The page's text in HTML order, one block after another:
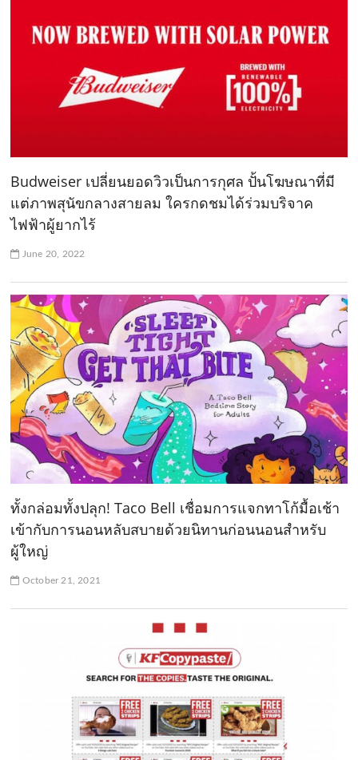
Budweiser เปลี่ยนยอดวิวเป็นการกุศล ปั้นโฆษณาที่มี
แต่ภาพสุนัขกลางสายลม ใครกดชมได้ร่วมบริจาค
ไฟฟ้าผู้ยากไร้
June 20, 2022
ทั้งกล่อมทั้งปลุก! Taco Bell เชื่อมการแจกทาโก้มื้อเช้า
เข้ากับการนอนหลับสบายด้วยนิทานก่อนนอนสำหรับ
ผู้ใหญ่
October 21, 2021